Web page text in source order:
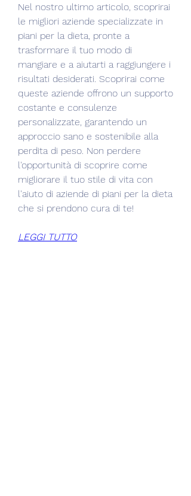
Nel nostro ultimo articolo, scoprirai
le migliori aziende specializzate in
piani per la dieta, pronte a
trasformare il tuo modo di
mangiare e a aiutarti a raggiungere i
risultati desiderati. Scoprirai come
queste aziende offrono un supporto
costante e consulenze
personalizzate, garantendo un
approccio sano e sostenibile alla
perdita di peso. Non perdere
l'opportunità di scoprire come
migliorare il tuo stile di vita con
l'aiuto di aziende di piani per la dieta
che si prendono cura di te!
LEGGI TUTTO